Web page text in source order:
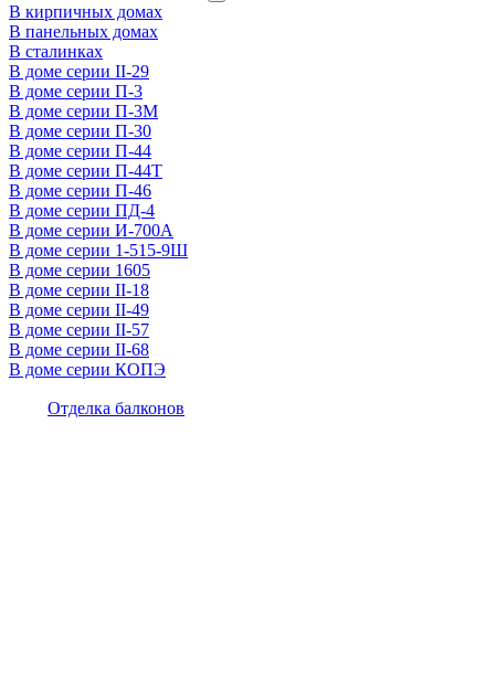
В кирпичных домах
В панельных домах
В сталинках
В доме серии II-29
В доме серии П-3
В доме серии П-3М
В доме серии П-30
В доме серии П-44
В доме серии П-44Т
В доме серии П-46
В доме серии ПД-4
В доме серии И-700А
В доме серии 1-515-9Ш
В доме серии 1605
В доме серии II-18
В доме серии II-49
В доме серии II-57
В доме серии II-68
В доме серии КОПЭ
Отделка балконов